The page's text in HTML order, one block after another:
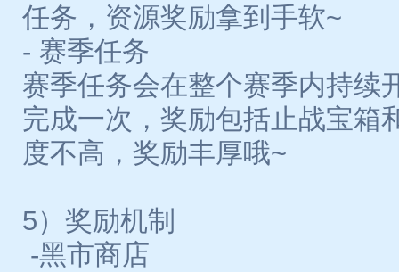
任务，资源奖励拿到手软~
- 赛季任务
赛季任务会在整个赛季内持续
完成一次，奖励包括止战宝箱
度不高，奖励丰厚哦~
5）奖励机制
-黑市商店